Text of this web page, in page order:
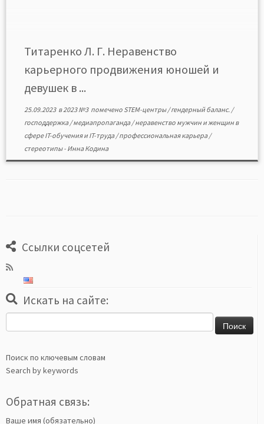
в получении […]
Титаренко Л. Г. Неравенство
карьерного продвижения юношей и
девушек в ...
25.09.2023в2023 №3 помечено STEM-центры/гендерный баланс. /
господдержка/медиапропаганда/неравенство мужчин и женщин в
сфере IT-обучения и IT-труда/профессиональная карьера/
стереотипы- Инна Кодина
Ссылки соцсетей
Искать на сайте:
Поиск по ключевым словам
Search by keywords
Обратная связь:
Ваше имя (обязательно)